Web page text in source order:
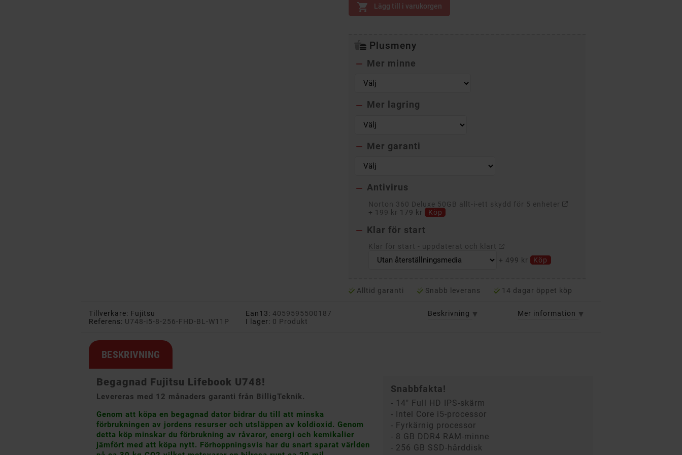
 Lägg till i varukorgen
Plusmeny
 Mer minne
 Mer lagring
 Mer garanti
 Antivirus
Norton 360 Deluxe 50GB allt-i-ett skydd för 5 enheter
+199 kr 179 kr Köp
 Klar för start
Klar för start - uppdaterat och klart
+ 499 kr Köp
Alltid garanti Snabb leverans 14 dagar öppet köp
Tillverkare: Fujitsu
Referens: U748-i5-8-256-FHD-BL-W11P
Ean13: 4059595500187
I lager: 0 Produkt
Beskrivning Mer information
BESKRIVNING
Begagnad Fujitsu Lifebook U748!
Levereras med 12 månaders garanti från BilligTeknik.
Genom att köpa en begagnad dator bidrar du till att minska
förbrukningen av jordens resurser och utsläppen av koldioxid. Genom
detta köp minskar du förbrukning av råvaror, energi och kemikalier
jämfört med att köpa nytt. Förhoppningsvis har du snart sparat världen
Snabbfakta!
- 14" Full HD IPS-skärm
- Intel Core i5-processor
- Fyrkärnig processor
- 8 GB DDR4 RAM-minne
- 256 GB SSD-hårddisk